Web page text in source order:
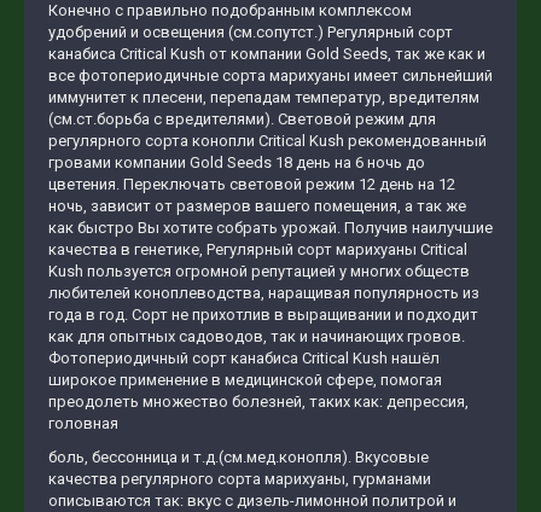
Конечно с правильно подобранным комплексом
удобрений и освещения (см.сопутст.) Регулярный сорт
канабиса Critical Kush от компании Gold Seeds, так же как и
все фотопериодичные сорта марихуаны имеет сильнейший
иммунитет к плесени, перепадам температур, вредителям
(см.ст.борьба с вредителями). Световой режим для
регулярного сорта конопли Critical Kush рекомендованный
гровами компании Gold Seeds 18 день на 6 ночь до
цветения. Переключать световой режим 12 день на 12
ночь, зависит от размеров вашего помещения, а так же
как быстро Вы хотите собрать урожай. Получив наилучшие
качества в генетике, Регулярный сорт марихуаны Critical
Kush пользуется огромной репутацией у многих обществ
любителей коноплеводства, наращивая популярность из
года в год. Сорт не прихотлив в выращивании и подходит
как для опытных садоводов, так и начинающих гровов.
Фотопериодичный сорт канабиса Critical Kush нашёл
широкое применение в медицинской сфере, помогая
преодолеть множество болезней, таких как: депрессия,
головная
боль, бессонница и т.д.(см.мед.конопля). Вкусовые
качества регулярного сорта марихуаны, гурманами
описываются так: вкус с дизель-лимонной политрой и